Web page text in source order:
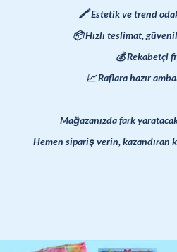
🖍️ Estetik ve trend
📦 Hızlı teslimat,
💰 Rekabetçi
📈 Raflara hazır
Mağazanızda fark
Hemen sipariş verin, kazandıran